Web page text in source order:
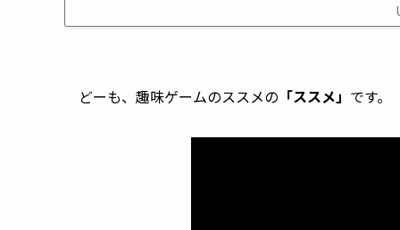
どーも、趣味ゲームのススメの 「ススメ」 です。